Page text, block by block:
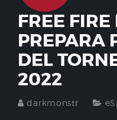
FREE FIRE
PREPARA
DEL
2022
darkmonstr